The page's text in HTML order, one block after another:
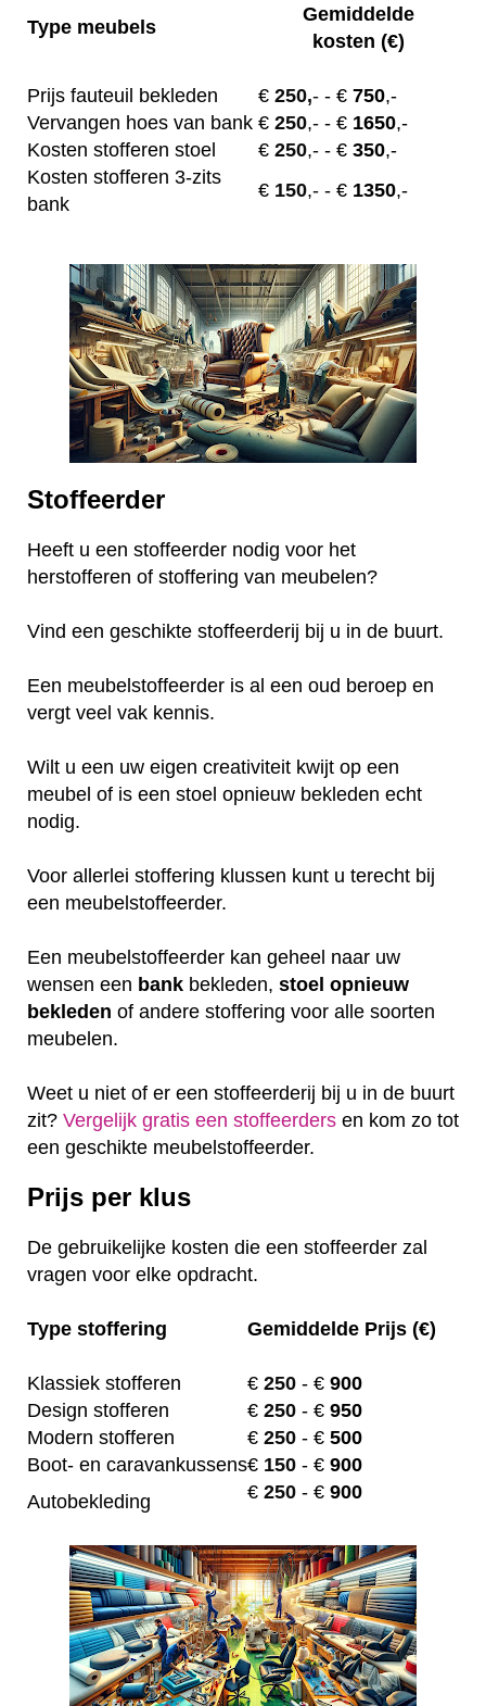
Type meubels
Gemiddelde
kosten (€)
Prijs fauteuil bekleden € 250,- - € 750,-
Vervangen hoes van bank € 250,- - € 1650,-
Kosten stofferen stoel
€ 250,- - € 350,-
Kosten stofferen 3-zits
bank
€ 150,- - € 1350,-
Stoffeerder
Heeft u een stoffeerder nodig voor het
herstofferen of stoffering van meubelen?
Vind een geschikte stoffeerderij bij u in de buurt.
Een meubelstoffeerder is al een oud beroep en
vergt veel vak kennis.
Wilt u een uw eigen creativiteit kwijt op een
meubel of is een stoel opnieuw bekleden echt
nodig.
Voor allerlei stoffering klussen kunt u terecht bij
een meubelstoffeerder.
Een meubelstoffeerder kan geheel naar uw
wensen een bank bekleden, stoel opnieuw
bekleden of andere stoffering voor alle soorten
meubelen.
Weet u niet of er een stoffeerderij bij u in de buurt
zit? Vergelijk gratis een stoffeerders en kom zo tot
een geschikte meubelstoffeerder.
Prijs per klus
De gebruikelijke kosten die een stoffeerder zal
vragen voor elke opdracht.
Type stoffering Gemiddelde Prijs (€)
Klassiek stofferen € 250 - € 900
Design stofferen
€ 250 - € 950
Modern stofferen
€ 250 - € 500
Boot- en caravankussens€ 150 - € 900
Autobekleding
€ 250 - € 900